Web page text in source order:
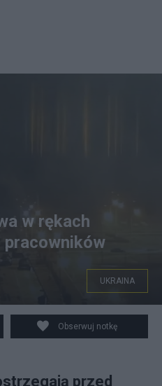
przejęli elektrownię
w rękach
pracowników
UKRAINA
Obserwuj notkę
przed